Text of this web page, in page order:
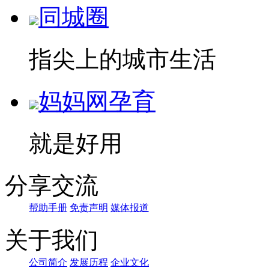
同城圈
指尖上的城市生活
妈妈网孕育
就是好用
分享交流
帮助手册 免责声明 媒体报道
关于我们
公司简介 发展历程 企业文化